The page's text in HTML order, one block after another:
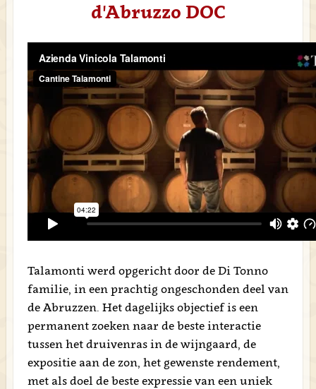
d'Abruzzo DOC
Talamonti werd opgericht door de Di Tonno
familie, in een prachtig ongeschonden deel van
de Abruzzen. Het dagelijks objectief is een
permanent zoeken naar de beste interactie
tussen het druivenras in de wijngaard, de
expositie aan de zon, het gewenste rendement,
met als doel de beste expressie van een uniek